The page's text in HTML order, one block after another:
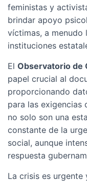
feministas y
brindar apoyo
víctimas, a menudo
instituciones
El Observatorio de
papel crucial al
proporcionando
para las exigencias
no solo son una
constante de la
social, aunque
respuesta
La crisis es